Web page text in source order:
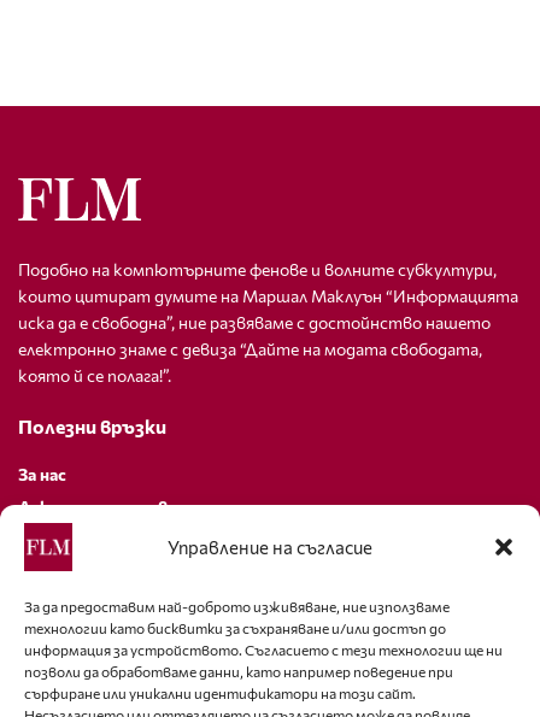
Управление на съгласие
За да предоставим най-доброто изживяване, ние използваме
технологии като бисквитки за съхраняване и/или достъп до
информация за устройството. Съгласието с тези технологии ще ни
позволи да обработваме данни, като например поведение при
сърфиране или уникални идентификатори на този сайт.
Подобно на компютърните фенове и волните субкултури,
които цитират думите на Маршал Маклуън “Информацията
иска да е свободна”, ние развяваме с достойнство нашето
електронно знаме с девиза “Дайте на модата свободата,
която й се полага!”.
Полезни връзки
За нас
Декларация за поверителност
Политика за бисквитки
За контакти
editor@fashion-lifestyle.net
+359 88 227 33 47